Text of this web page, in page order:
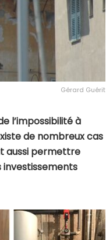
Gérard Guérit
l’impossibilité à
de nombreux cas
aussi permettre
investissements